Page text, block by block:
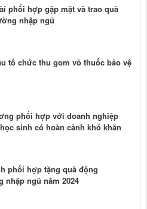
phối hợp gặp mặt và trao quà
nhập ngũ
tổ chức thu gom vỏ thuốc bảo vệ
phối hợp với doanh nghiệp
sinh có hoàn cảnh khó khăn
phối hợp tặng quà động
nhập ngũ năm 2024